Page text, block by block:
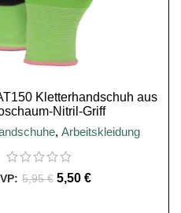
Kletterhandschuh aus
Nitril-Griff
, Arbeitskleidung
5,95€ 5,50 €